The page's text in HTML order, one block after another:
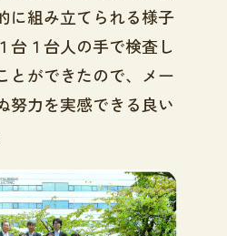
に組み立てられる様子
台１台人の手で検査し
とができたので、メー
努力を実感できる良い